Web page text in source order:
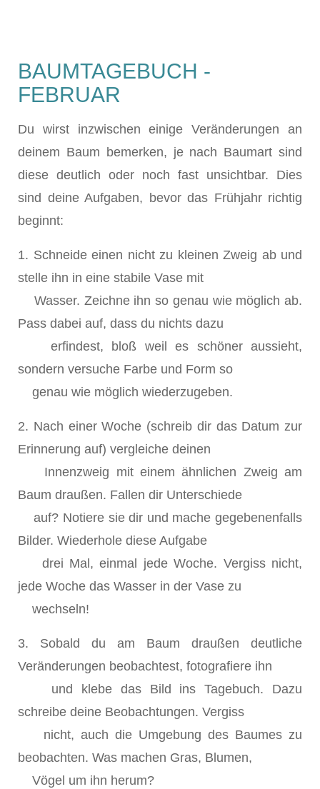
BAUMTAGEBUCH -
FEBRUAR
Du wirst inzwischen einige Veränderungen an
deinem Baum bemerken, je nach Baumart sind
diese deutlich oder noch fast unsichtbar. Dies
sind deine Aufgaben, bevor das Frühjahr richtig
beginnt:
1. Schneide einen nicht zu kleinen Zweig ab und
stelle ihn in eine stabile Vase mit
Wasser. Zeichne ihn so genau wie möglich ab.
Pass dabei auf, dass du nichts dazu
erfindest, bloß weil es schöner aussieht,
sondern versuche Farbe und Form so
genau wie möglich wiederzugeben.
2. Nach einer Woche (schreib dir das Datum zur
Erinnerung auf) vergleiche deinen
Innenzweig mit einem ähnlichen Zweig am
Baum draußen. Fallen dir Unterschiede
auf? Notiere sie dir und mache gegebenenfalls
Bilder. Wiederhole diese Aufgabe
drei Mal, einmal jede Woche. Vergiss nicht,
jede Woche das Wasser in der Vase zu
wechseln!
3. Sobald du am Baum draußen deutliche
Veränderungen beobachtest, fotografiere ihn
und klebe das Bild ins Tagebuch. Dazu
schreibe deine Beobachtungen. Vergiss
nicht, auch die Umgebung des Baumes zu
beobachten. Was machen Gras, Blumen,
Vögel um ihn herum?